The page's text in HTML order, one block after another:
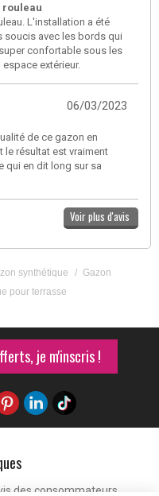
rouleau
L'installation a été
soucis avec les bords qui
confortable sous les
extérieur.
06/03/2023
de ce gazon en
le résultat est vraiment
qui en dit long sur sa
Voir plus d'avis
synthétique / Gazon
pour terrasse
je m'inscris !
des consommateurs